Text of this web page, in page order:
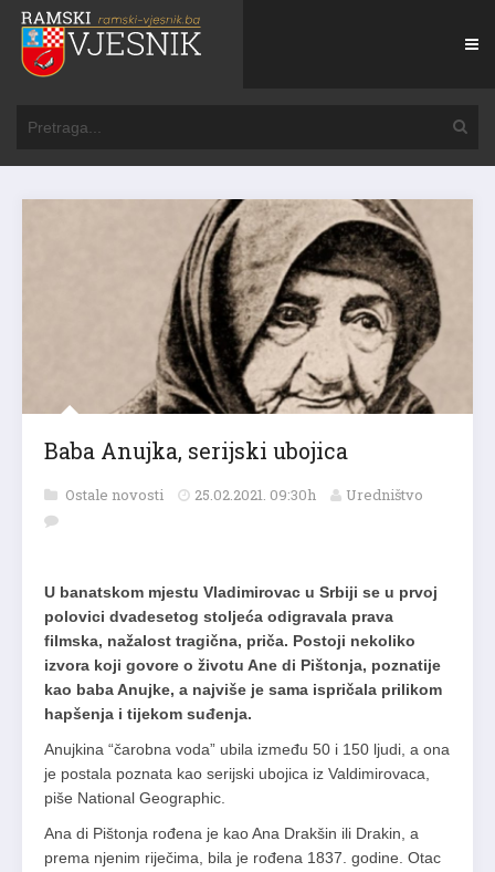
Baba Anujka, serijski ubojica
Ostale novosti 25.02.2021. 09:30h Uredništvo
U banatskom mjestu Vladimirovac u Srbiji se u prvoj
polovici dvadesetog stoljeća odigravala prava
filmska, nažalost tragična, priča. Postoji nekoliko
izvora koji govore o životu Ane di Pištonja, poznatije
kao baba Anujke, a najviše je sama ispričala prilikom
hapšenja i tijekom suđenja.
Anujkina “čarobna voda” ubila između 50 i 150 ljudi, a ona
je postala poznata kao serijski ubojica iz Valdimirovaca,
piše National Geographic.
Ana di Pištonja rođena je kao Ana Drakšin ili Drakin, a
prema njenim riječima, bila je rođena 1837. godine. Otac